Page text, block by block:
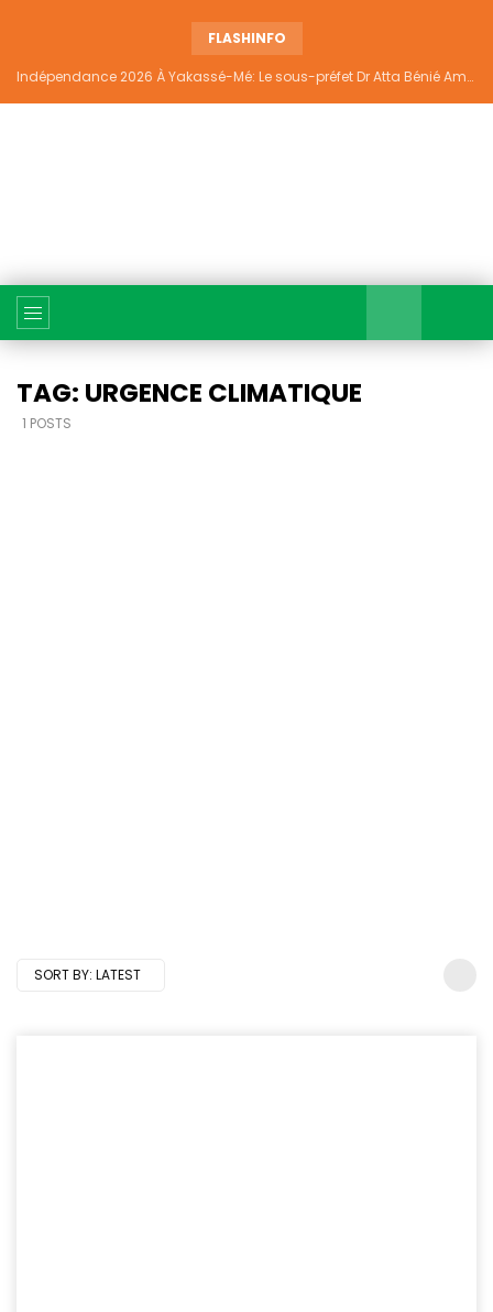
FLASHINFO
Indépendance 2026 À Yakassé-Mé: Le sous-préfet Dr Atta Bénié Amédé appelle à l’unité, à la sécurité et au développement
TAG: URGENCE CLIMATIQUE
1 POSTS
SORT BY: LATEST